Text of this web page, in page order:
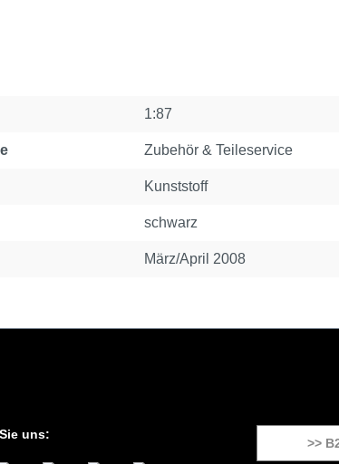
1:87
Zubehör & Teileservice
Kunststoff
schwarz
März/April 2008
uns:
>>